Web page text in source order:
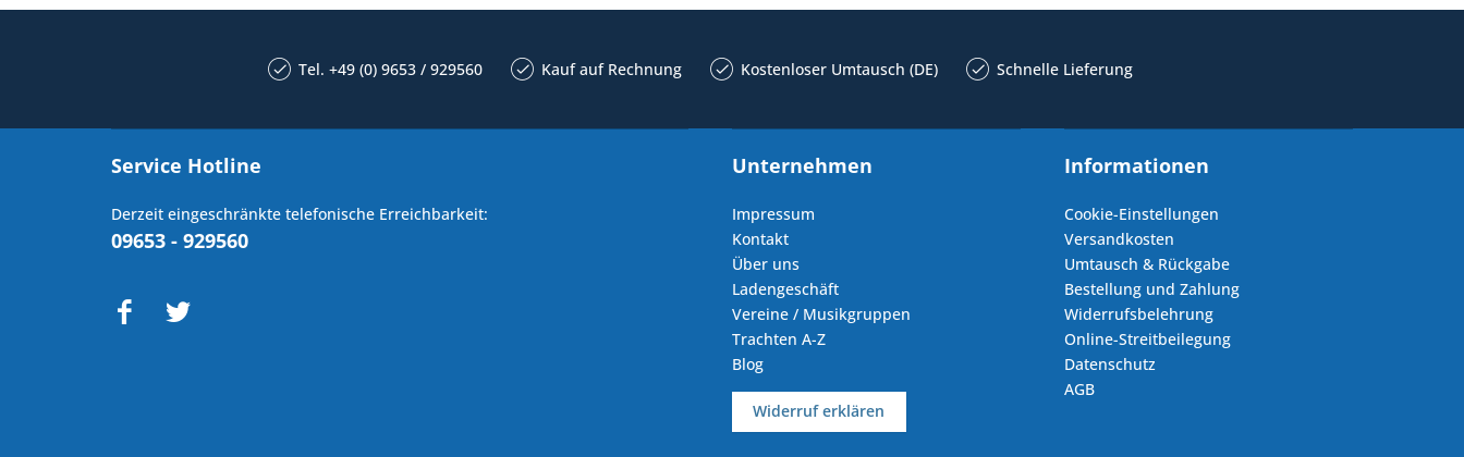
Tel. +49 (0) 9653 / 929560 Kauf auf Rechnung Kostenloser Umtausch (DE) Schnelle Lieferung
Service Hotline
Derzeit eingeschränkte telefonische Erreichbarkeit:
09653 - 929560
Unternehmen
Impressum
Kontakt
Über uns
Ladengeschäft
Vereine / Musikgruppen
Trachten A-Z
Blog
Widerruf erklären
Informationen
Cookie-Einstellungen
Versandkosten
Umtausch & Rückgabe
Bestellung und Zahlung
Widerrufsbelehrung
Online-Streitbeilegung
Datenschutz
AGB